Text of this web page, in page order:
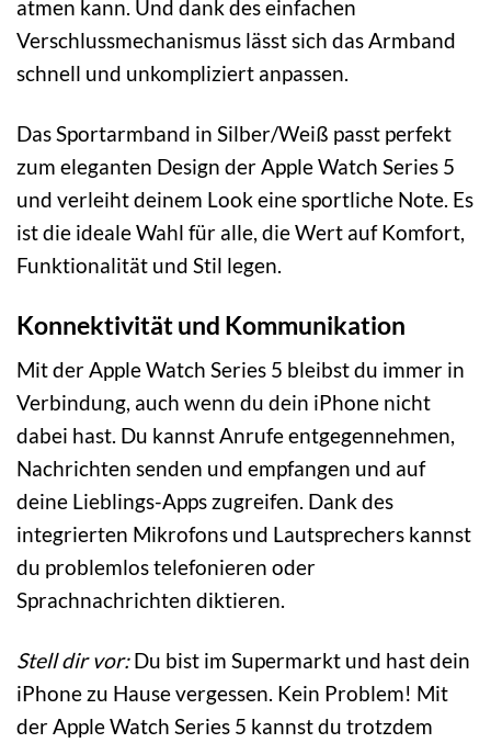
atmen kann. Und dank des einfachen
Verschlussmechanismus lässt sich das Armband
schnell und unkompliziert anpassen.
Das Sportarmband in Silber/Weiß passt perfekt
zum eleganten Design der Apple Watch Series 5
und verleiht deinem Look eine sportliche Note. Es
ist die ideale Wahl für alle, die Wert auf Komfort,
Funktionalität und Stil legen.
Konnektivität und Kommunikation
Mit der Apple Watch Series 5 bleibst du immer in
Verbindung, auch wenn du dein iPhone nicht
dabei hast. Du kannst Anrufe entgegennehmen,
Nachrichten senden und empfangen und auf
deine Lieblings-Apps zugreifen. Dank des
integrierten Mikrofons und Lautsprechers kannst
du problemlos telefonieren oder
Sprachnachrichten diktieren.
Stell dir vor:Du bist im Supermarkt und hast dein
iPhone zu Hause vergessen. Kein Problem! Mit
der Apple Watch Series 5 kannst du trotzdem